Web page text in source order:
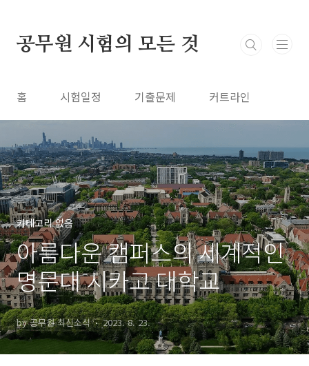
공무원 시험의 모든 것
홈 시험일정 기출문제 커트라인
카테고리 없음
아름다운 캠퍼스의 세계적인
명문대 시카고 대학교
by 공무원 최신소식 2023. 8. 23.